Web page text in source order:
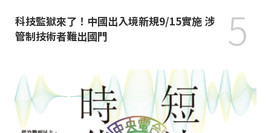
科技監獄來了！中國出入境新規9/15實施 涉
管制技術者難出國門
5